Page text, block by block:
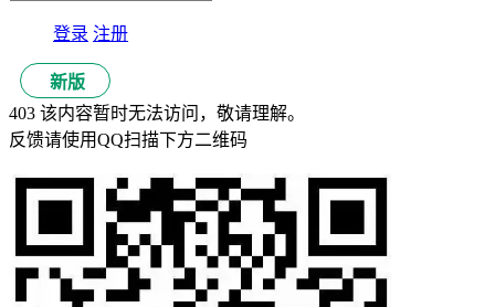
登录 注册
新版
403 该内容暂时无法访问，敬请理解。
反馈请使用QQ扫描下方二维码